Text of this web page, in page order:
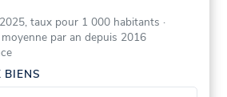
taux pour 1 000 habitants ·
par an depuis 2016
BIENS